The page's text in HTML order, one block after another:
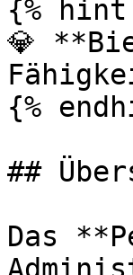
{%
💎
{%
##
Das